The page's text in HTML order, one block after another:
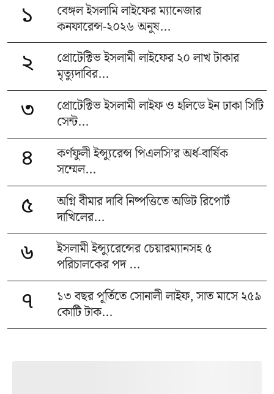
১
বেঙ্গল ইসলামি লাইফের ম্যানেজার
কনফারেন্স-২০২৬ অনুষ...
২
প্রোটেক্টিভ ইসলামী লাইফের ২০ লাখ টাকার
মৃত্যুদাবির...
৩
প্রোটেক্টিভ ইসলামী লাইফ ও হলিডে ইন ঢাকা সিটি
সেন্ট...
৪
কর্ণফুলী ইন্স্যুরেন্স পিএলসি’র অর্ধ-বার্ষিক
সম্মেল...
৫
অগ্নি বীমার দাবি নিষ্পত্তিতে অডিট রিপোর্ট
দাখিলের...
৬
ইসলামী ইন্স্যুরেন্সের চেয়ারম্যানসহ ৫
পরিচালকের পদ ...
৭
১৩ বছর পূর্তিতে সোনালী লাইফ, সাত মাসে ২৫৯
কোটি টাক...